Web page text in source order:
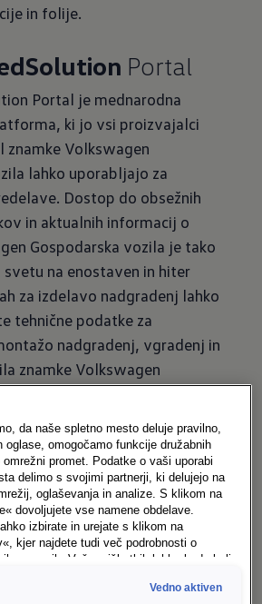
in folije.
Portal
Portal je mednarodna
ki jo vsi proizvajalci
znamke Volkswagen
lahko uporabljajo za
Dostop do obsežnih
in aktualnih informacij o
Gospodarska vozila je tako
na enostaven in hiter
za izdelavo nadgradenj lahko
tehnične podatke za
nadgradenj, vgradenj in
znamke Volkswagen
Prek Customized​
mogoče naročiti tudi CAD-
formatih.
Portal
nalepke
da naše spletno mesto deluje pravilno,
oglase, omogočamo funkcije družabnih
promet. Podatke o vaši uporabi
delimo s svojimi partnerji, ki delujejo na
oglaševanja in analize. S klikom na
dovoljujete vse namene obdelave.
izbirate in urejate s klikom na
kjer najdete tudi več podrobnosti o
namenih. Več o piškotkih lahko kadarkoli
Vedno aktiven